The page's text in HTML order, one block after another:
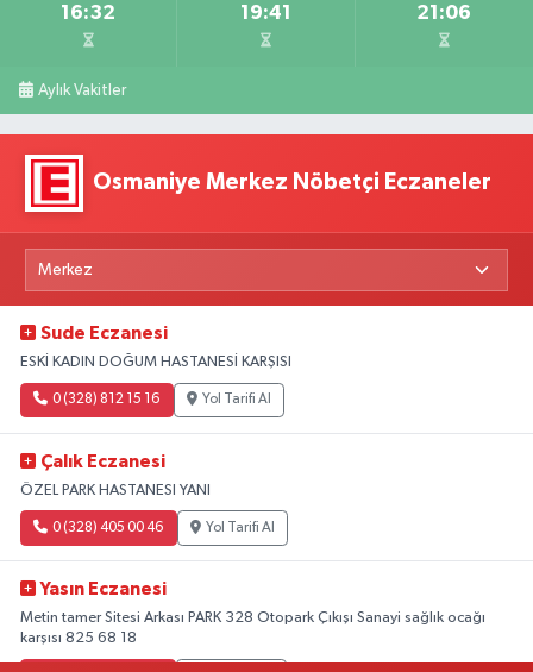
16:32 19:41 21:06
Aylık Vakitler
Osmaniye Merkez Nöbetçi Eczaneler
Sude Eczanesi
ESKİ KADIN DOĞUM HASTANESİ KARŞISI
0 (328) 812 15 16 Yol Tarifi Al
Çalık Eczanesi
ÖZEL PARK HASTANESI YANI
0 (328) 405 00 46 Yol Tarifi Al
Yasın Eczanesi
Metin tamer Sitesi Arkası PARK 328 Otopark Çıkışı Sanayi sağlık ocağı
karşısı 825 68 18